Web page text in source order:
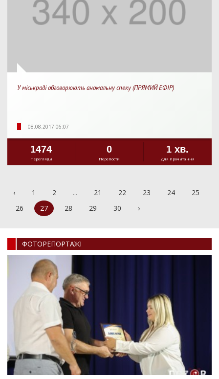
У міськраді обговорюють аномальну спеку (ПРЯМИЙ ЕФІР)
08.08.2017 06:07
1474
Перегляди
0
Перепости
1 хв.
Для прочитання
‹ 1 2 ... 21 22 23 24
25
26
27 28 29 30 ›
ФОТОРЕПОРТАЖI